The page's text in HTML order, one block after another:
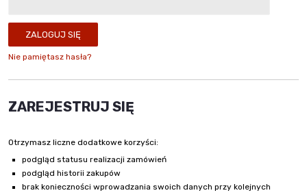
ZALOGUJ SIĘ
Nie pamiętasz hasła?
ZAREJESTRUJ SIĘ
Otrzymasz liczne dodatkowe korzyści:
podgląd statusu realizacji zamówień
podgląd historii zakupów
brak konieczności wprowadzania swoich danych przy kolejnych